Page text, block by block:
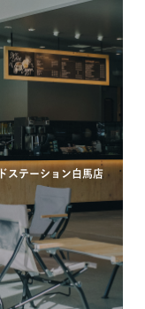
ステーション白馬店